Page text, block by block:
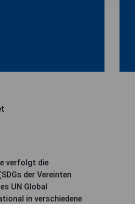
verfolgt die
der Vereinten
UN Global
in verschiedene